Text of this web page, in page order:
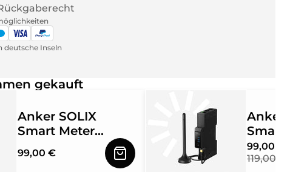
deutsche Inseln
gekauft
Anker SOLIX
Smart Meter
A17X7311
99,00 €
Anker
Smart
99,00 €
119,00 €